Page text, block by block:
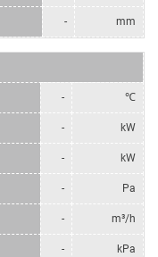
- mm
- ℃
- kW
- kW
- Pa
- m³/h
- kPa